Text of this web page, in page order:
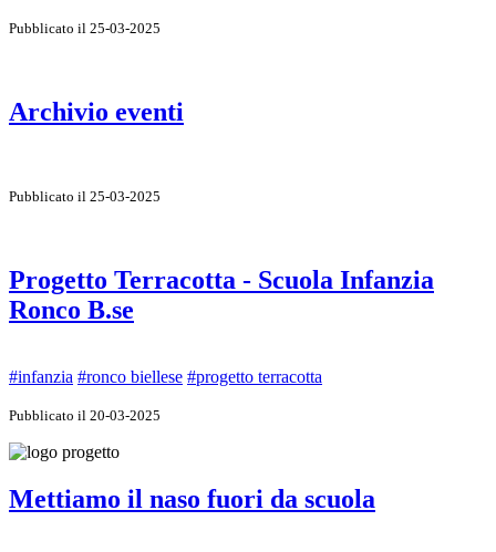
Pubblicato il 25-03-2025
Archivio eventi
Pubblicato il 25-03-2025
Progetto Terracotta - Scuola Infanzia
Ronco B.se
#infanzia #ronco biellese #progetto terracotta
Pubblicato il 20-03-2025
Mettiamo il naso fuori da scuola